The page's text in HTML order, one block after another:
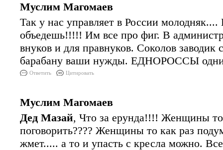
Муслим Магомаев
Так у нас управляет в России
объедешь!!!!! Им все про фиг. В
внуков и для правнуков. Соколов
барабану ваши нужды. ЕДНОРОССЫ
Ответить Цитировать
Муслим Магомаев
Дед Мазай, Что за ерунда!!!! Женщины
поговорить???? Женщины то как раз
жмет..... а то и упасть с кресла можно.